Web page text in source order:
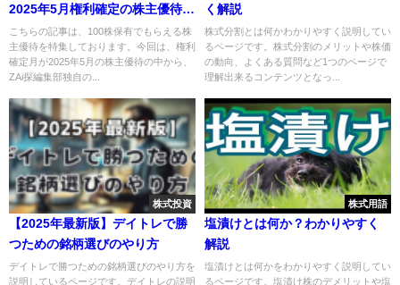
2025年5月権利確定の株主優待お
すすめ7選
こちらの記事は、100株保有でもらえる株
主優待を特集しております。今回は、権利
確定月が2025年5月の株主優待の中から、
ZAi探編集部独自の...
く解説
株式分割とは何かわかりやすく説明してい
るページです。株式分割のメリットや株価
の動向、よくある質問など1つのページで
理解出来るコンテンツとなっ...
株式投資
【2025年最新版】デイトレで勝
つための銘柄選びのやり方
デイトレで勝つための銘柄選びのやり方を
説明しているページです。デイトレの説明
株式用語
塩漬けとは何か？わかりやすく
解説
塩漬けとは何かをわかりやすく説明してい
るページです。塩漬け株のデメリットや塩